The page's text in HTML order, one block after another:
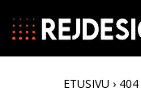
ETUSIVUETUSIVU ›